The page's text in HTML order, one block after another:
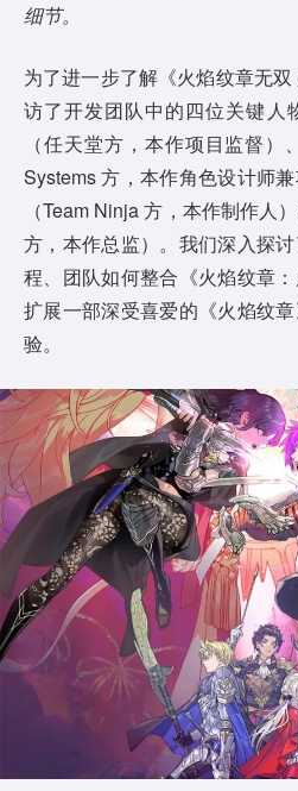
细节。
为了进一步了解《火焰纹章无
访了开发团队中的四位关键人
（任天堂方，本作项目监督）
Systems 方，本作角色设计师兼
（Team Ninja 方，本作制作人
方，本作总监）。我们深入探
程、团队如何整合《火焰纹章
扩展一部深受喜爱的《火焰纹
验。